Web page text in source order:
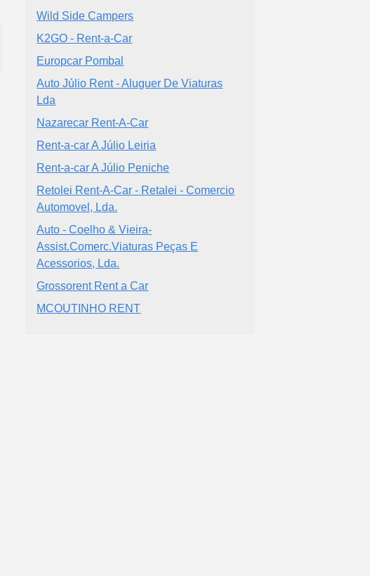
Wild Side Campers
K2GO - Rent-a-Car
Europcar Pombal
Auto Júlio Rent - Aluguer De Viaturas
Lda
Nazarecar Rent-A-Car
Rent-a-car A Júlio Leiria
Rent-a-car A Júlio Peniche
Retolei Rent-A-Car - Retalei - Comercio
Automovel, Lda.
Auto - Coelho & Vieira-
Assist.Comerc.Viaturas Peças E
Acessorios, Lda.
Grossorent Rent a Car
MCOUTINHO RENT